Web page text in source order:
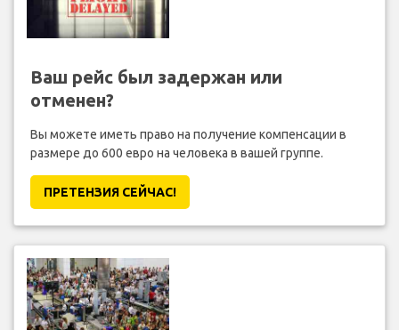
Ваш рейс был задержан или
отменен?
Вы можете иметь право на получение компенсации в
размере до 600 евро на человека в вашей группе.
ПРЕТЕНЗИЯ CЕЙЧАС!